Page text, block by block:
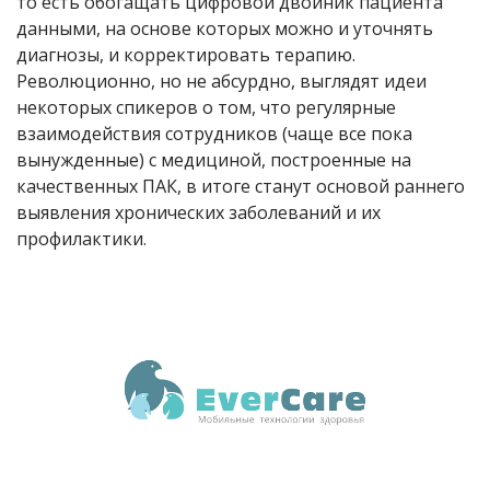
данными, на основе которых можно и уточнять
диагнозы, и корректировать терапию.
Революционно, но не абсурдно, выглядят идеи
некоторых спикеров о том, что регулярные
взаимодействия сотрудников (чаще все пока
вынужденные) с медициной, построенные на
качественных ПАК, в итоге станут основой раннего
выявления хронических заболеваний и их
профилактики.